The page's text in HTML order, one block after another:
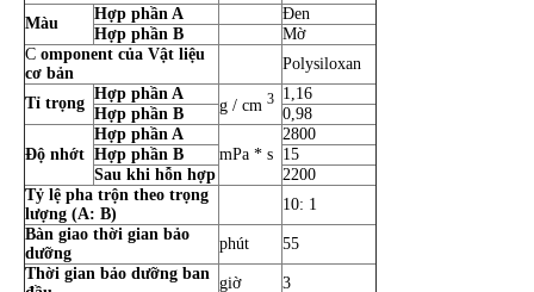
Màu
Hợp phần A
Đen
Hợp phần B
Mờ
C omponent của Vật liệu
cơ bản
Polysiloxan
Tỉ trọng
Hợp phần A
g / cm 3
1,16
Hợp phần B
0,98
Độ nhớt
Hợp phần A
mPa * s
2800
Hợp phần B
15
Sau khi hỗn hợp
2200
Tỷ lệ pha trộn theo trọng
lượng (A: B)
10: 1
Bàn giao thời gian bảo
dưỡng
phút
55
Thời gian bảo dưỡng ban
giờ
3